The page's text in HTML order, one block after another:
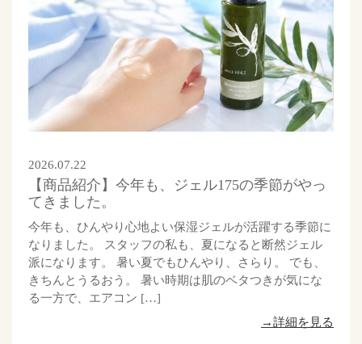
2026.07.22
【商品紹介】今年も、ジェル175の季節がやっ
てきました。
今年も、ひんやり心地よい保湿ジェルが活躍する季節に
なりました。 スタッフの私も、夏になると断然ジェル
派になります。 暑い夏でもひんやり、さらり。 でも、
きちんとうるおう。 暑い時期は肌のベタつきが気にな
る一方で、エアコン […]
→詳細を見る